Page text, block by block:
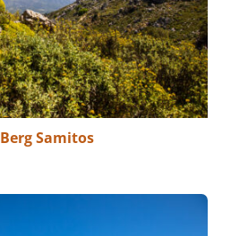
Berg Samitos